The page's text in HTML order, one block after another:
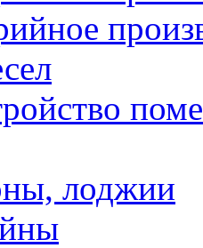
лоджии